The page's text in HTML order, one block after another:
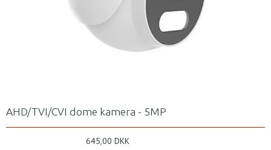
AHD/TVI/CVI dome kamera - 5MP
645,00 DKK